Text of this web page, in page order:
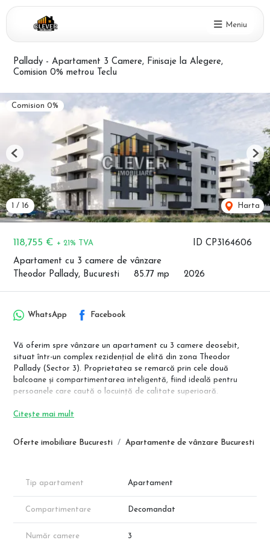
Meniu
Pallady - Apartament 3 Camere, Finisaje la Alegere,
Comision 0% metrou Teclu
ID CP3164606
118,755 € + 21% TVA
Apartament cu 3 camere de vânzare
Theodor Pallady, Bucuresti
85.77 mp 2026
Comision 0%
1 / 16 Harta
Previous
Oferte imobiliare Bucuresti Apartamente de vânzare Bucuresti
WhatsApp Facebook
Vă oferim spre vânzare un apartament cu 3 camere deosebit,
situat într-un complex rezidențial de elită din zona Theodor
Pallady (Sector 3). Proprietatea se remarcă prin cele două
balcoane și compartimentarea inteligentă, fiind ideală pentru
persoanele care caută o locuință de calitate superioară.
✨ Detalii Tehnice (Ap. 12-19-26):
respectiv 5.75 mp.
Bucătărie: 10.30 mp.
Băi: Două băi complet echipate (4.60 mp și 4.90 mp).
Hol: 8.10 mp.
Dotări Premium: Încălzire prin pardoseală, centrală termică
Citește mai mult
Tip apartament Apartament
Compartimentare Decomandat
Număr camere 3